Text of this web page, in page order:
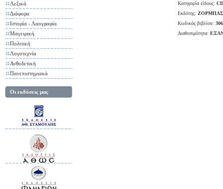
Λεξικά
Διάφορα
Ιστορία - Λαογραφία
Μαγειρική
Πολιτική
Λογοτεχνία
Ανθοδετική
Πανεπιστημιακά
Οι εκδόσεις μας
Κατηγορία είδους:
Εκδότης:
Κωδικός βιβλίου:
Διαθεσιμότητα: